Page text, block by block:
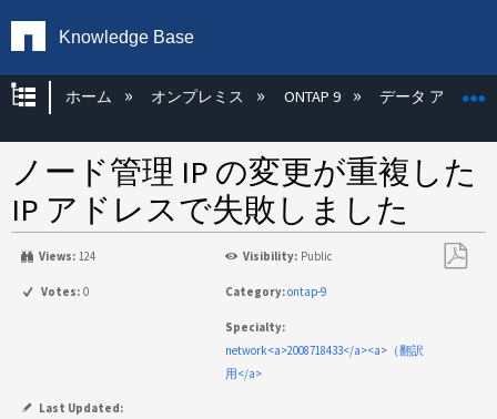
Knowledge Base
グローバル階層を展開/折りたたむ
ホーム オンプレミス ONTAP 9 データ アクセス
ノード管理 IP の変更が重複した
IP アドレスで失敗しました
Views: 124 Visibility: Public
Votes: 0 Category:ontap-9
Specialty:
network<a>2008718433</a><a>（翻訳
用</a>
Last Updated: